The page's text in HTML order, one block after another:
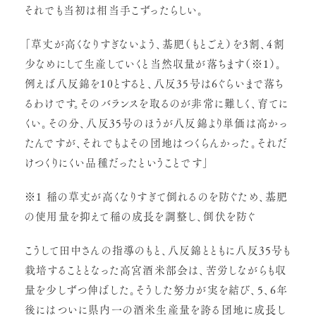
それでも当初は相当手こずったらしい。
「草丈が高くなりすぎないよう、基肥（もとごえ）を3割、4割
少なめにして生産していくと当然収量が落ちます（※1）。
例えば八反錦を10とすると、八反35号は6ぐらいまで落ち
るわけです。そのバランスを取るのが非常に難しく、育てに
くい。その分、八反35号のほうが八反錦より単価は高かっ
たんですが、それでもよその団地はつくらんかった。それだ
けつくりにくい品種だったということです」
※1 稲の草丈が高くなりすぎて倒れるのを防ぐため、基肥
の使用量を抑えて稲の成長を調整し、倒伏を防ぐ
こうして田中さんの指導のもと、八反錦とともに八反35号も
栽培することとなった高宮酒米部会は、苦労しながらも収
量を少しずつ伸ばした。そうした努力が実を結び、5、6年
後にはついに県内一の酒米生産量を誇る団地に成長し